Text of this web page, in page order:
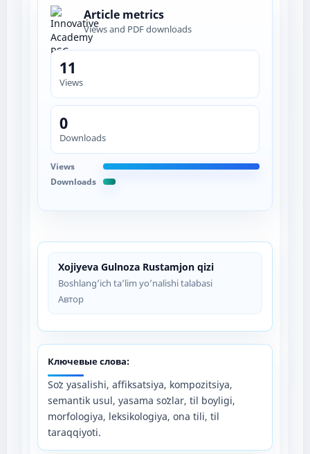
Xojiyeva Gulnoza Rustamjon qizi
Boshlang’ich ta’lim yo’nalishi talabasi
Автор
Ключевые слова:
Soʻz yasalishi, affiksatsiya, kompozitsiya,
semantik usul, yasama soʻzlar, til boyligi,
morfologiya, leksikologiya, ona tili, til
taraqqiyoti.
Article metrics
Views and PDF downloads
11
Views
0
Downloads
Views
Downloads